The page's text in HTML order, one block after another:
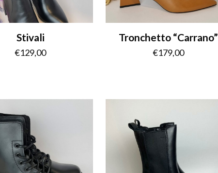
Stivali
€129,00
Tronchetto “Carrano”
€179,00